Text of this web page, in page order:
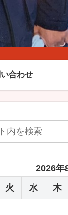
い合わせ
2026年
火 水 木